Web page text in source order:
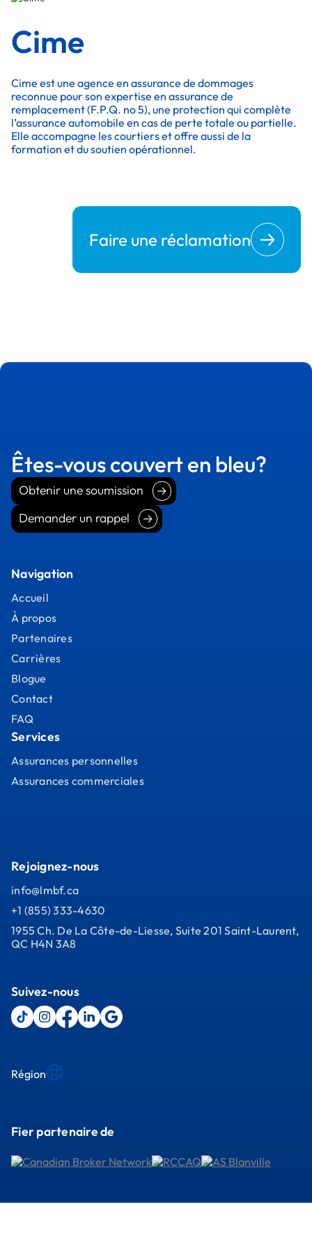
Cime
Cime est une agence en assurance de dommages
reconnue pour son expertise en assurance de
remplacement (F.P.Q. no 5), une protection qui complète
l’assurance automobile en cas de perte totale ou partielle.
Elle accompagne les courtiers et offre aussi de la
formation et du soutien opérationnel.
Faire une réclamation
Êtes-vous couvert en bleu?
Obtenir une soumission
Demander un rappel
Demander un rappel
Navigation
Accueil
À propos
Partenaires
Carrières
Blogue
Contact
FAQ
Services
Assurances personnelles
Assurances commerciales
Fier partenaire de
Rejoignez-nous
info@lmbf.ca
+1 (855) 333-4630
1955 Ch. De La Côte-de-Liesse, Suite 201 Saint-Laurent,
QC H4N 3A8
Suivez-nous
Région